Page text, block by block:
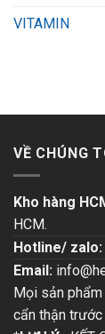
VITAMIN
VỀ CHÚNG
Kho hàng
HCM.
Hotline/ zalo:
Email:
Mọi sản
cẩn thận trước